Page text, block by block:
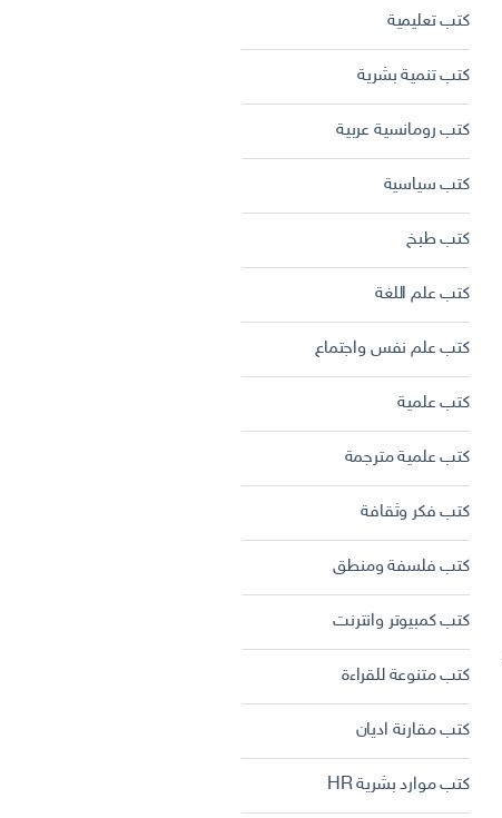
كتب تعليمية
كتب تنمية بشرية
كتب رومانسية عربية
كتب سياسية
كتب طبخ
كتب علم اللغة
كتب علم نفس واجتماع
كتب علمية
كتب علمية مترجمة
كتب فكر وثقافة
كتب فلسفة ومنطق
كتب كمبيوتر وانترنت
كتب متنوعة للقراءة
كتب مقارنة اديان
كتب موارد بشرية HR